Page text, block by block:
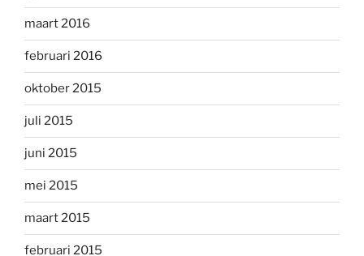
maart 2016
februari 2016
oktober 2015
juli 2015
juni 2015
mei 2015
maart 2015
februari 2015